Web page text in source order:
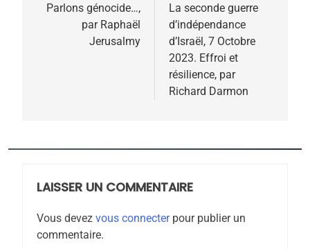
de
l’article
Parlons génocide…,
par Raphaël
Jerusalmy
La seconde guerre
d’indépendance
d’Israël, 7 Octobre
2023. Effroi et
résilience, par
Richard Darmon
LAISSER UN COMMENTAIRE
Vous devez vous connecterpour publier un
commentaire.
FIÈRE, DIGNE ET RÉSILIENTE :
POURQUOI JE REVENDIQUE
MA JUDAÏTE par Thérèse
Zrihen-Dvir
JUDAISME
JUDAISME
8
Tafraout, le miel de Tadla